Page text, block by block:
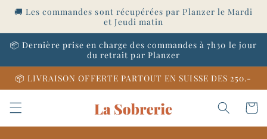
passer
contenu
🚚 Les commandes sont récupérées par Planzer le Mardi
et Jeudi matin
📦 Dernière prise en charge des commandes à 7h30 le jour
du retrait par Planzer
📦 LIVRAISON OFFERTE PARTOUT EN SUISSE DES 250.-
Panier